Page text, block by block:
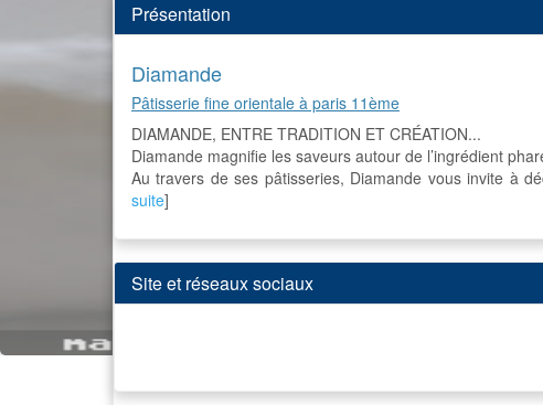
Présentation
Diamande
Pâtisserie fine orientale à paris 11ème
DIAMANDE, ENTRE TRADITION ET CRÉATION...
Diamande magnifie les saveurs autour de l’ingrédient
Au travers de ses pâtisseries, Diamande vous invite à
suite]
Site et réseaux sociaux